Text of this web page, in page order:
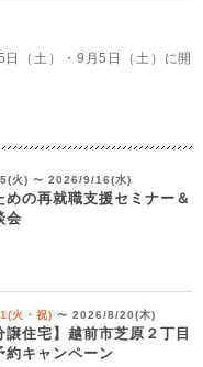
（土）・9月5日（土）に開
火) 〜 2026/9/16(水)
めの再就職支援セミナー＆
会
火・祝) 〜 2026/8/20(木)
譲住宅】越前市芝原２丁目
約キャンペーン